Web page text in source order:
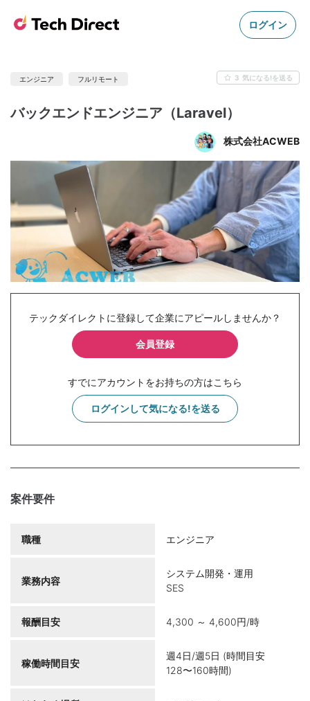
ログイン
エンジニア フルリモート 3 気になる!を送る
バックエンドエンジニア（Laravel）
株式会社ACWEB
テックダイレクトに登録して企業にアピールしませんか？
会員登録
すでにアカウントをお持ちの方はこちら
ログインして気になる!を送る
案件要件
職種 エンジニア
業務内容
システム開発・運用
SES
報酬目安 4,300 ～ 4,600円/時
稼働時間目安
週4日/週5日 (時間目安
128〜160時間)